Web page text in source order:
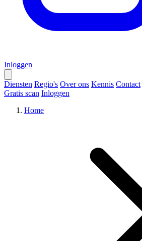
Inloggen
Diensten Regio's Over ons Kennis Contact
Gratis scan Inloggen
Home